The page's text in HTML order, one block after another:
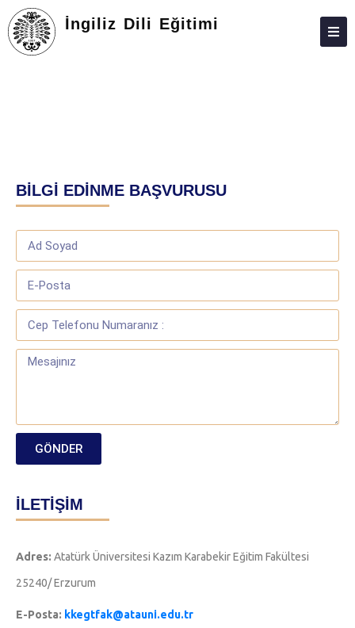
İngiliz Dili Eğitimi
TOPLUMA KATKI
ADAY ÖĞRENCILER
İLETIŞIM
DILEKÇE VE FORMLAR
BİLGİ EDİNME BAŞVURUSU
GÖNDER
İLETİŞİM
Adres: Atatürk Üniversitesi Kazım Karabekir Eğitim Fakültesi
25240/ Erzurum
E-Posta: kkegtfak@atauni.edu.tr